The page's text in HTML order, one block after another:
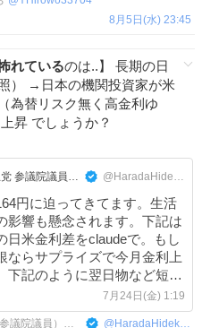
8月5日(水) 23:45
れているのは..】 長期の日
） →日本の機関投資家が米
為替リスク無く高金利ゆ
昇 でしょうか？
原田ひでかず（国民民主党 参議院議員）【公式】 @HaradaHidekazu_
円に迫ってきてます。生活
影響も懸念されます。下記は
日米金利差をclaudeで。もし
ならサプライズで今月金利上
下記のように翌日物など短期
米差の開きも、様々な経路で
じて生活物価に影響しますの
7月24日(金) 1:19
原田ひでかず（国民民主党 参議院議員）【公式】 @ HaradaHidekazu_